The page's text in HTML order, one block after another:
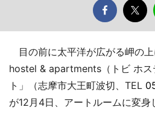
目の前に太平洋が広がる岬の
hostel & apartments（トビ ホス
ト」（志摩市大王町波切、TEL
が12月4日、アートルームに変身